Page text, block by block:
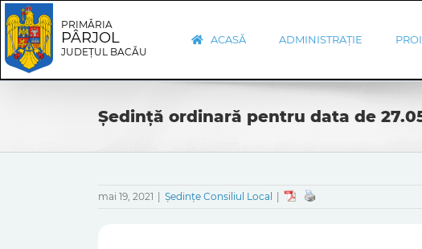
Skip
to
content
Skip
Navigation
PRIMĂRIA
PÂRJOL
JUDEȚUL BACĂU
ACASĂ ADMINISTRAȚIE
Ședință ordinară pentru data de
mai 19, 2021 Ședințe Consiliul Local